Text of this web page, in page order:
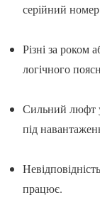
серійний
Різні за роком
логічного
Сильний люфт у
під
працює.